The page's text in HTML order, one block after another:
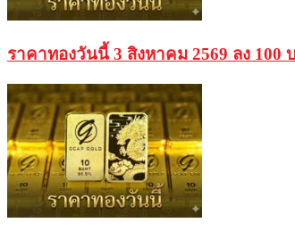
ราคาทองวันนี้ 3 สิงหาคม 2569 ลง